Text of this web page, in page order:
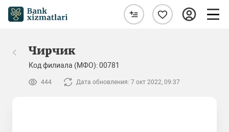
Чирчик
Код филиала (МФО): 00781
444 Дата обновления: 7 окт 2022, 09:37